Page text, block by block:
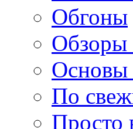
Обгоны
Обзоры
Основы
По
Просто